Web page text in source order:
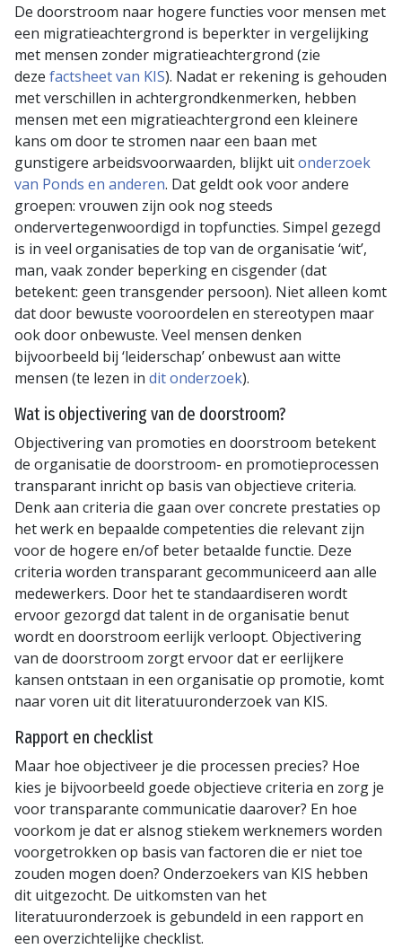
De doorstroom naar hogere functies voor mensen met
een migratieachtergrond is beperkter in vergelijking
met mensen zonder migratieachtergrond (zie
deze factsheet van KIS). Nadat er rekening is gehouden
met verschillen in achtergrondkenmerken, hebben
mensen met een migratieachtergrond een kleinere
kans om door te stromen naar een baan met
gunstigere arbeidsvoorwaarden, blijkt uitonderzoek
van Ponds en anderen. Dat geldt ook voor andere
groepen: vrouwen zijn ook nog steeds
ondervertegenwoordigd in topfuncties. Simpel gezegd
is in veel organisaties de top van de organisatie ‘wit’,
man, vaak zonder beperking en cisgender (dat
betekent: geen transgender persoon). Niet alleen komt
dat door bewuste vooroordelen en stereotypen maar
ook door onbewuste. Veel mensen denken
bijvoorbeeld bij ‘leiderschap’ onbewust aan witte
mensen (te lezen in dit onderzoek).
Wat is objectivering van de doorstroom?
Objectivering van promoties en doorstroom betekent
de organisatie de doorstroom- en promotieprocessen
transparant inricht op basis van objectieve criteria.
Denk aan criteria die gaan over concrete prestaties op
het werk en bepaalde competenties die relevant zijn
voor de hogere en/of beter betaalde functie. Deze
criteria worden transparant gecommuniceerd aan alle
medewerkers. Door het te standaardiseren wordt
ervoor gezorgd dat talent in de organisatie benut
wordt en doorstroom eerlijk verloopt. Objectivering
van de doorstroom zorgt ervoor dat er eerlijkere
kansen ontstaan in een organisatie op promotie, komt
naar voren uit dit literatuuronderzoek van KIS.
Rapport en checklist
Maar hoe objectiveer je die processen precies? Hoe
kies je bijvoorbeeld goede objectieve criteria en zorg je
voor transparante communicatie daarover? En hoe
voorkom je dat er alsnog stiekem werknemers worden
voorgetrokken op basis van factoren die er niet toe
zouden mogen doen? Onderzoekers van KIS hebben
dit uitgezocht. De uitkomsten van het
literatuuronderzoek is gebundeld in een rapport en
een overzichtelijke checklist.